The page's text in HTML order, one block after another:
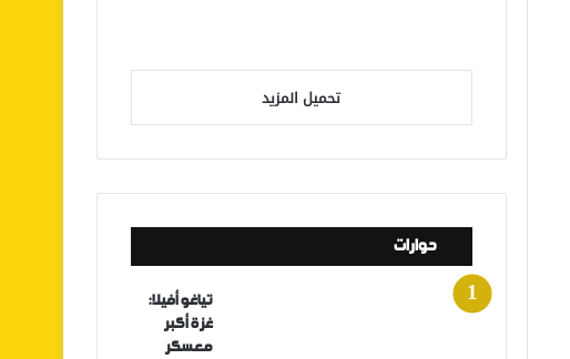
تحميل المزيد
حوارات
تياغو أفيلا:
غزة أكبر
معسكر